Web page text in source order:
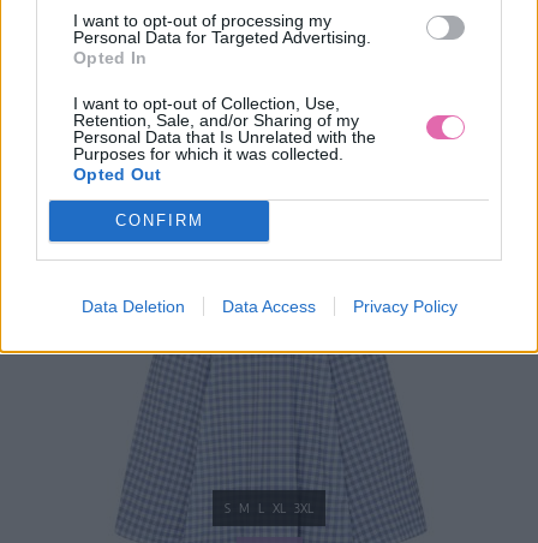
I want to opt-out of processing my
Personal Data for Targeted Advertising.
Opted In
I want to opt-out of Collection, Use,
Retention, Sale, and/or Sharing of my
Personal Data that Is Unrelated with the
Purposes for which it was collected.
Opted Out
CONFIRM
Data Deletion Data Access Privacy Policy
S M L XL 3XL